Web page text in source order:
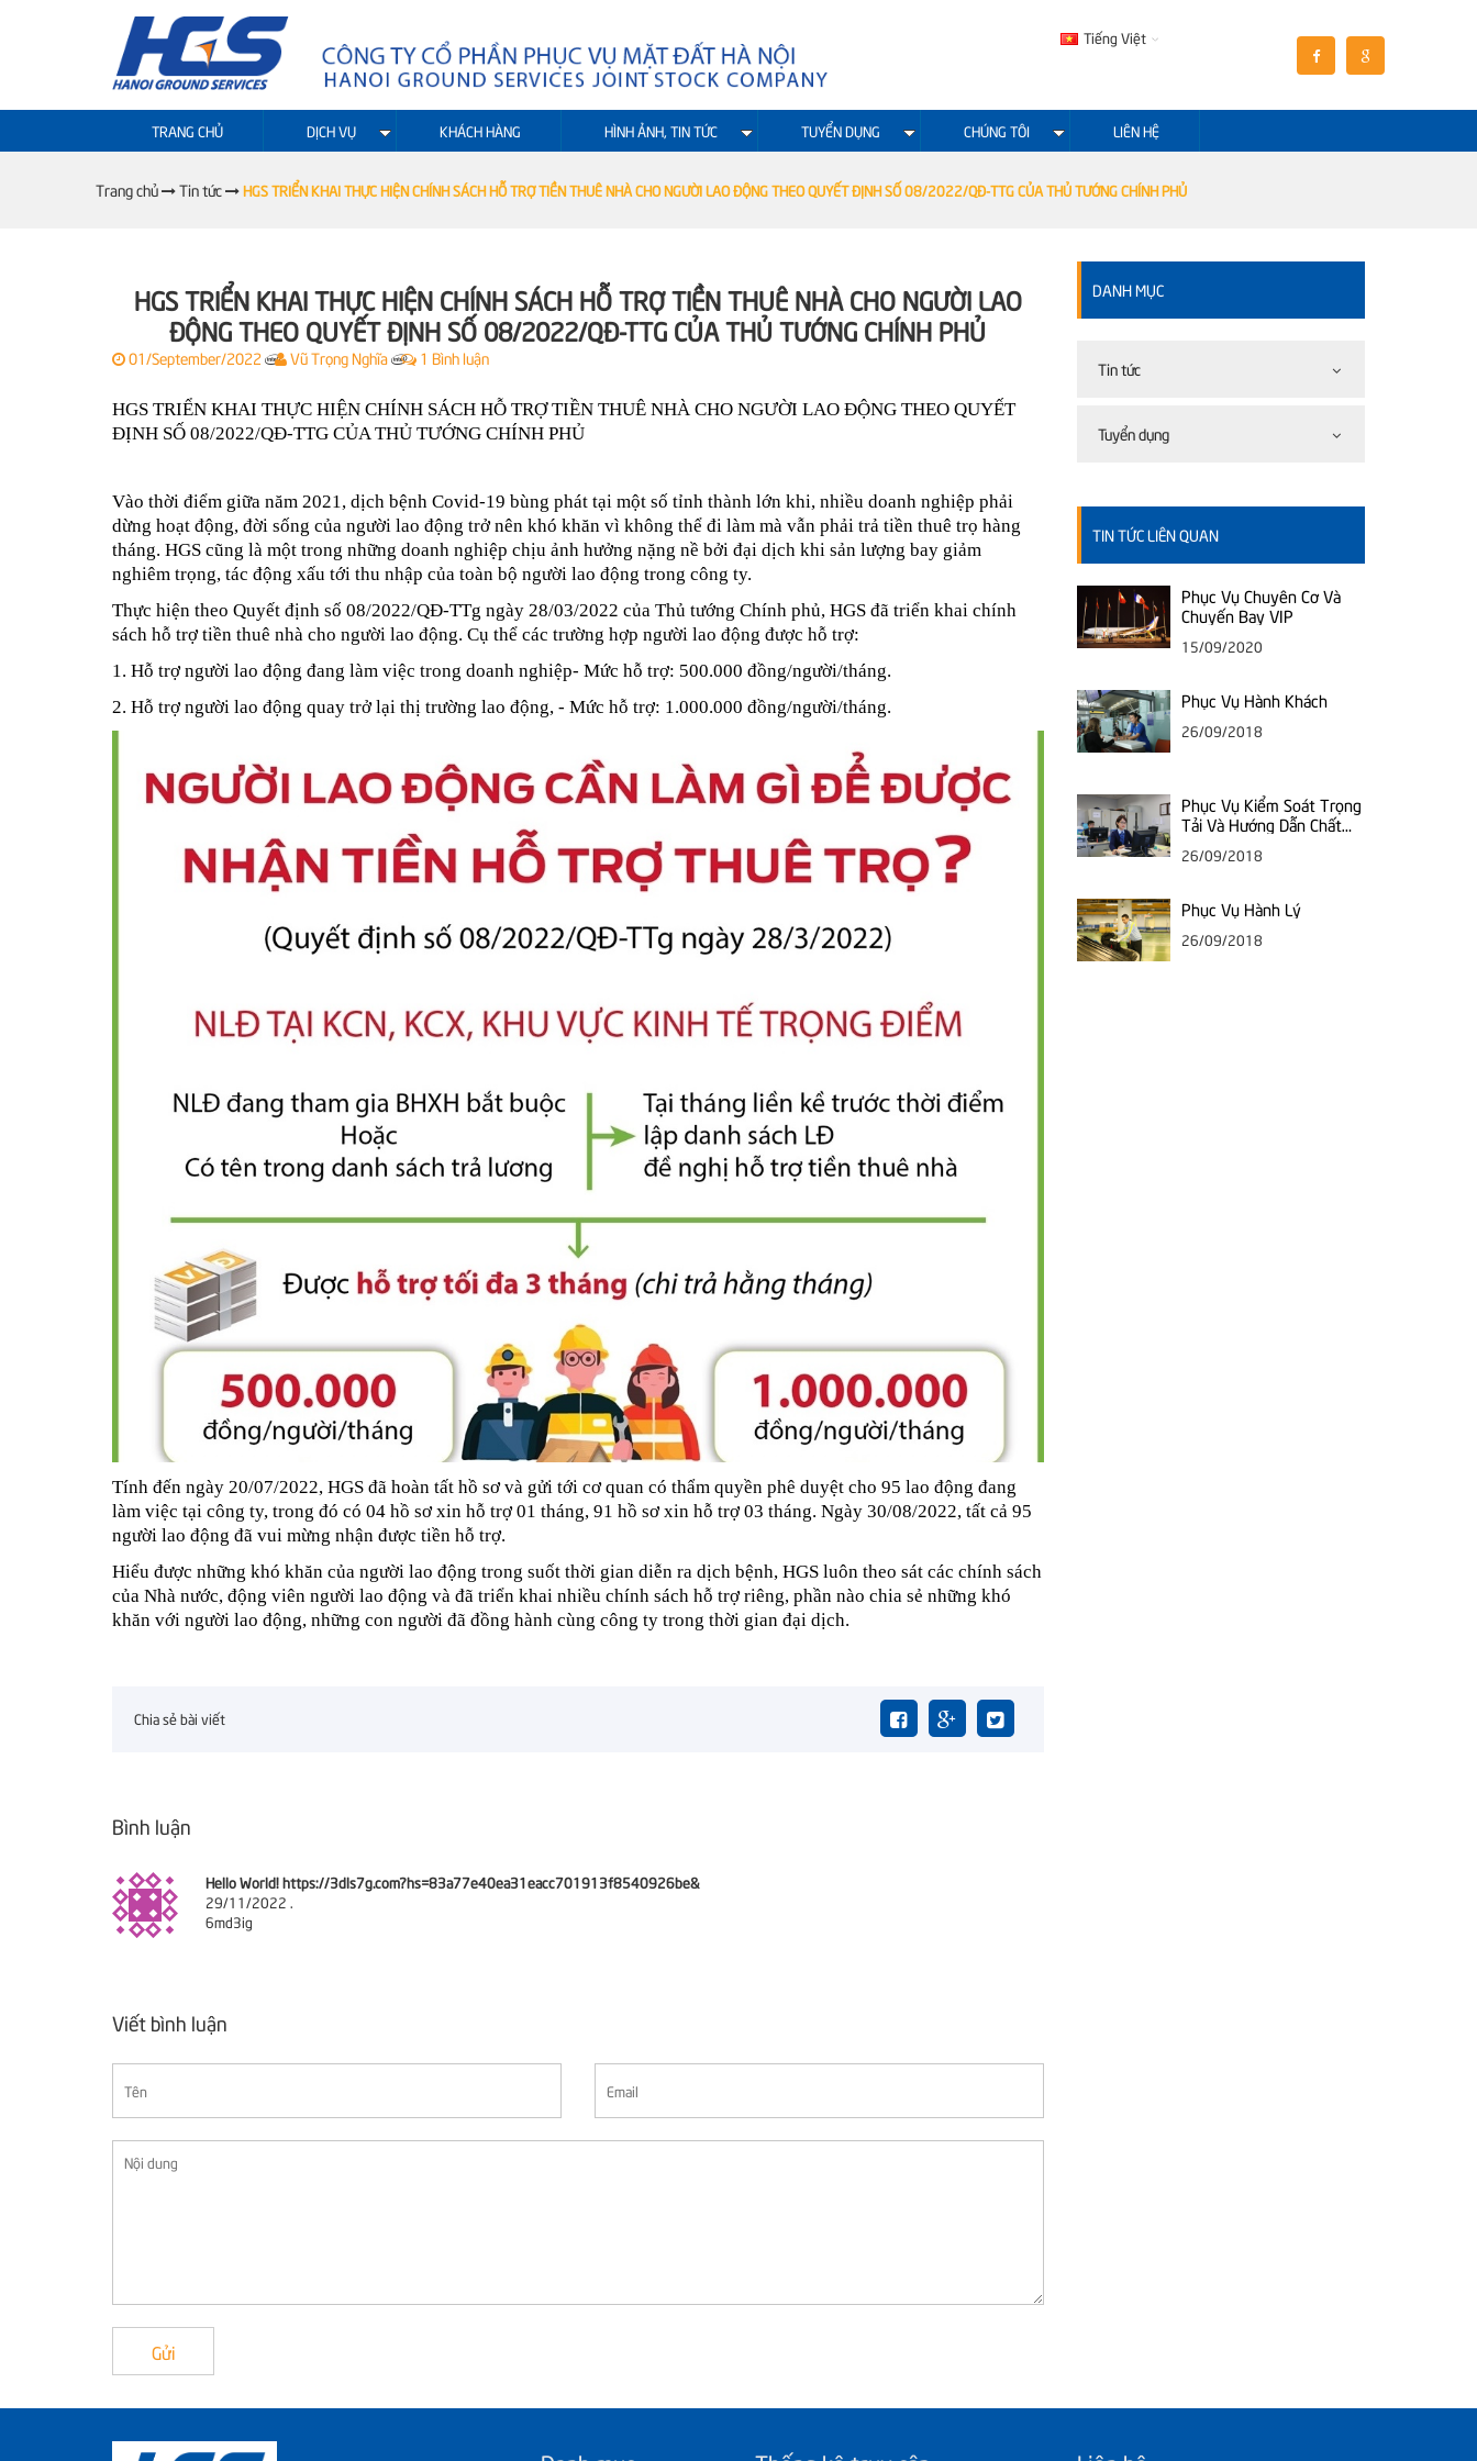
Tiếng Việt
TRANG CHỦ DỊCH VỤ KHÁCH HÀNG HÌNH ẢNH, TIN TỨC TUYỂN DỤNG CHÚNG TÔI LIÊN HỆ
Trang chủ Tin tức HGS TRIỂN KHAI THỰC HIỆN CHÍNH SÁCH HỖ TRỢ TIỀN THUÊ NHÀ CHO NGƯỜI LAO ĐỘNG THEO QUYẾT ĐỊNH SỐ 08/2022/QĐ-TTG CỦA THỦ TƯỚNG CHÍNH PHỦ
HGS TRIỂN KHAI THỰC HIỆN CHÍNH SÁCH HỖ TRỢ TIỀN THUÊ NHÀ CHO NGƯỜI LAO
ĐỘNG THEO QUYẾT ĐỊNH SỐ 08/2022/QĐ-TTG CỦA THỦ TƯỚNG CHÍNH PHỦ
01/September/2022| Vũ Trọng Nghĩa| 1 Bình luận
HGS TRIỂN KHAI THỰC HIỆN CHÍNH SÁCH HỖ TRỢ TIỀN THUÊ NHÀ CHO NGƯỜI LAO ĐỘNG THEO QUYẾT
ĐỊNH SỐ 08/2022/QĐ-TTG CỦA THỦ TƯỚNG CHÍNH PHỦ
Vào thời điểm giữa năm 2021, dịch bệnh Covid-19 bùng phát tại một số tỉnh thành lớn khi, nhiều doanh nghiệp phải
dừng hoạt động, đời sống của người lao động trở nên khó khăn vì không thể đi làm mà vẫn phải trả tiền thuê trọ hàng
tháng. HGS cũng là một trong những doanh nghiệp chịu ảnh hưởng nặng nề bởi đại dịch khi sản lượng bay giảm
nghiêm trọng, tác động xấu tới thu nhập của toàn bộ người lao động trong công ty.
Thực hiện theo Quyết định số 08/2022/QĐ-TTg ngày 28/03/2022 của Thủ tướng Chính phủ, HGS đã triển khai chính
sách hỗ trợ tiền thuê nhà cho người lao động. Cụ thể các trường hợp người lao động được hỗ trợ:
1. Hỗ trợ người lao động đang làm việc trong doanh nghiệp- Mức hỗ trợ: 500.000 đồng/người/tháng.
2. Hỗ trợ người lao động quay trở lại thị trường lao động, - Mức hỗ trợ: 1.000.000 đồng/người/tháng.
Tính đến ngày 20/07/2022, HGS đã hoàn tất hồ sơ và gửi tới cơ quan có thẩm quyền phê duyệt cho 95 lao động đang
làm việc tại công ty, trong đó có 04 hồ sơ xin hỗ trợ 01 tháng, 91 hồ sơ xin hỗ trợ 03 tháng. Ngày 30/08/2022, tất cả 95
người lao động đã vui mừng nhận được tiền hỗ trợ.
Hiểu được những khó khăn của người lao động trong suốt thời gian diễn ra dịch bệnh, HGS luôn theo sát các chính sách
của Nhà nước, động viên người lao động và đã triển khai nhiều chính sách hỗ trợ riêng, phần nào chia sẻ những khó
khăn với người lao động, những con người đã đồng hành cùng công ty trong thời gian đại dịch.
Chia sẻ bài viết
Bình luận
Hello World! https://3dls7g.com?hs=83a77e40ea31eacc701913f8540926be&
29/11/2022 .
6md3ig
Viết bình luận
Gửi
DANH MỤC
Tin tức
Tuyển dụng
TIN TỨC LIÊN QUAN
Phục Vụ Chuyên Cơ Và
Chuyến Bay VIP
15/09/2020
Phục Vụ Hành Khách
26/09/2018
Phục Vụ Kiểm Soát Trọng
Tải Và Hướng Dẫn Chất
26/09/2018
Phục Vụ Hành Lý
26/09/2018